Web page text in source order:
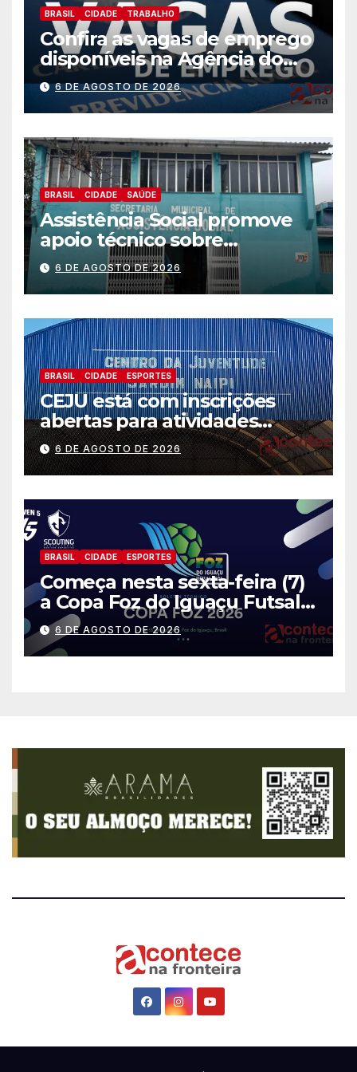
BRASIL CIDADE TRABALHO
Confira as vagas de emprego
disponíveis na Agência do
Trabalhador
6 DE AGOSTO DE 2026
BRASIL CIDADE SAÚDE
Assistência Social promove
apoio técnico sobre
preparação e resposta a
situações de emergência e
calamidade pública
6 DE AGOSTO DE 2026
BRASIL CIDADE ESPORTES
CEJU está com inscrições
abertas para atividades
gratuitas
6 DE AGOSTO DE 2026
BRASIL CIDADE ESPORTES
Começa nesta sexta-feira (7)
a Copa Foz do Iguaçu Futsal
2026 com equipes de quatro
países
6 DE AGOSTO DE 2026